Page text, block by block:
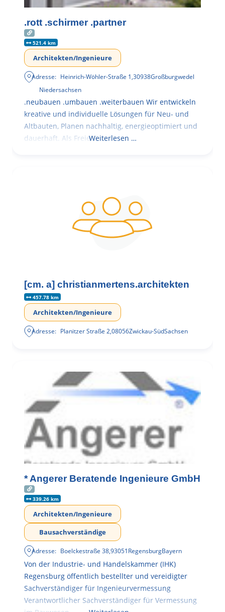
.rott .schirmer .partner
521.4 km
Architekten/Ingenieure
Adresse: Heinrich-Wöhler-Straße 1,30938Großburgwedel
Niedersachsen
.neubauen .umbauen .weiterbauen Wir entwickeln
kreative und individuelle Lösungen für Neu- und
Altbauten, Planen nachhaltig, energieoptimiert und
dauerhaft. Als FreieWeiterlesen …
[cm. a] christianmertens.architekten
457.78 km
Architekten/Ingenieure
Adresse: Planitzer Straße 2,08056Zwickau-SüdSachsen
* Angerer Beratende Ingenieure GmbH
339.26 km
Architekten/Ingenieure
Bausachverständige
Adresse: Boelckestraße 38,93051RegensburgBayern
Von der Industrie- und Handelskammer (IHK)
Regensburg öffentlich bestellter und vereidigter
Sachverständiger für Ingenieurvermessung
Verantwortlicher Sachverständiger für Vermessung